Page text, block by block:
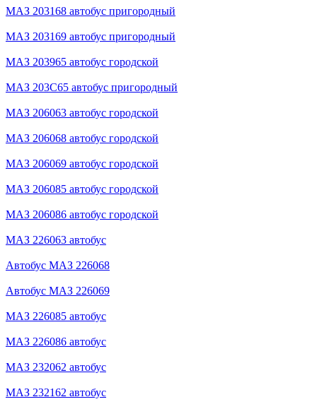
МАЗ 203168 автобус пригородный
МАЗ 203169 автобус пригородный
МАЗ 203965 автобус городской
МАЗ 203С65 автобус пригородный
МАЗ 206063 автобус городской
МАЗ 206068 автобус городской
МАЗ 206069 автобус городской
МАЗ 206085 автобус городской
МАЗ 206086 автобус городской
МАЗ 226063 автобус
Автобус МАЗ 226068
Автобус МАЗ 226069
МАЗ 226085 автобус
МАЗ 226086 автобус
МАЗ 232062 автобус
МАЗ 232162 автобус